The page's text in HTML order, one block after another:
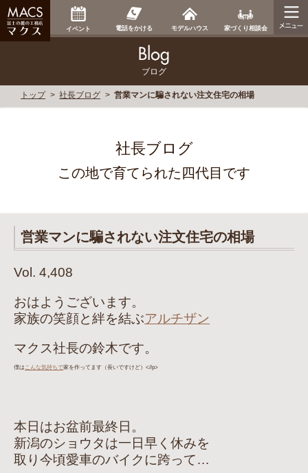
イベント 電話をかける モデルハウス 家づくり相談会
ブログ
トップ 社長ブログ 営業マンに騙されない注文住宅の相場
社長ブログ
この地で育てられた四代目です
営業マンに騙されない注文住宅の相場
Vol. 4,408
おはようございます。
家族の笑顔と絆を結ぶアルチザン
マクス社長の鈴木です。
僕は こんな気持ちで家を作ってます （長いですけど）<//p>
本日はお盆前最終日。
新潟のショウタは一日早く休みを
取り今頃愛車のバイクに跨って…